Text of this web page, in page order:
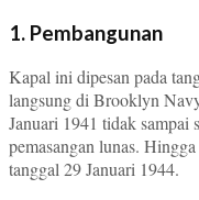
1. Pembangunan
Kapal ini dipesan pada
langsung di Brooklyn
Januari 1941 tidak sampai
pemasangan lunas.
tanggal 29 Januari 1944.